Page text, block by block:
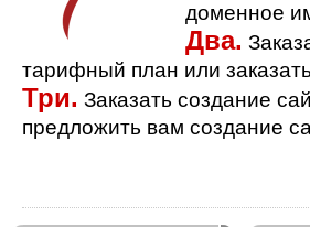
доменное
Два.
тарифный план или
Три. Заказать создание
предложить вам создание